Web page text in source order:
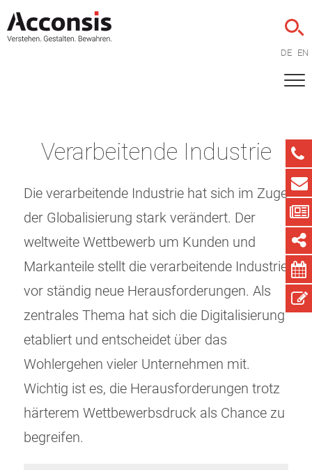
DE EN
Verarbeitende Industrie
Die verarbeitende Industrie hat sich im Zuge
der Globalisierung stark verändert. Der
weltweite Wettbewerb um Kunden und
Markanteile stellt die verarbeitende Industrie
vor ständig neue Herausforderungen. Als
zentrales Thema hat sich die Digitalisierung
etabliert und entscheidet über das
Wohlergehen vieler Unternehmen mit.
Wichtig ist es, die Herausforderungen trotz
härterem Wettbewerbsdruck als Chance zu
begreifen.